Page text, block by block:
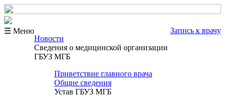
☰ Меню
Запись к врачу
Новости
Сведения о медицинской организации
ГБУЗ МГБ
Приветствие главного врача
Общие сведения
Устав ГБУЗ МГБ